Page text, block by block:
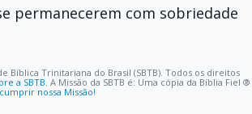
permanecerem com sobriedade
Bíblica Trinitariana do Brasil (SBTB). Todos os direitos
a SBTB. A Missão da SBTB é: Uma cópia da Bíblia Fiel ®️
nossa Missão!